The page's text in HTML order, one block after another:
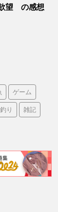
望 の感想
ゲーム
釣り 雑記